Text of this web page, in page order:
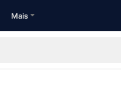
Mais